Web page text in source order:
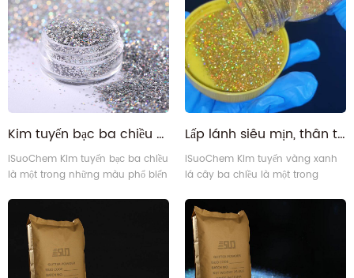
Kim tuyến bạc ba chiều siêu lấp lánh thân thiện với môi trường dạng hạt mịn
iSuoChem Kim tuyến bạc ba chiều
là một trong những màu phổ biến
đến với độ sáng bóng rực rỡ và độ
ổn định màu cao.
Lấp lánh siêu mịn, thân thiện với môi trường, nhũ vàng ba chiều
iSuoChem Kim tuyến vàng xanh
lá cây ba chiều là một trong
bột nhũ laser, nổi tiếng với độ
bóng rực rỡ và độ ổn định màu
cao. Nó phản chiếu toàn bộ
quang phổ ánh sáng, tạo nên một
"cầu vồng" màu sắc.